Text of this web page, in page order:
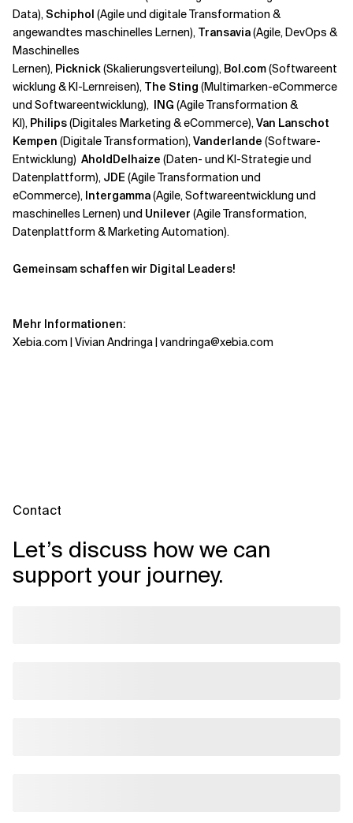
Data),Schiphol (Agile und digitale Transformation &
angewandtes maschinelles Lernen), Transavia(Agile, DevOps &
Maschinelles
Lernen), Picknick(Skalierungsverteilung), Bol.com(Softwareent
wicklung & KI-Lernreisen), The Sting (Multimarken-eCommerce
und Softwareentwicklung), ING (Agile Transformation &
KI), Philips(Digitales Marketing & eCommerce),Van Lanschot
Kempen (Digitale Transformation),Vanderlande (Software-
Entwicklung) AholdDelhaize (Daten- und KI-Strategie und
Datenplattform), JDE (Agile Transformation und
eCommerce), Intergamma(Agile, Softwareentwicklung und
maschinelles Lernen) und Unilever (Agile Transformation,
Datenplattform & Marketing Automation).
Gemeinsam schaffen wir Digital Leaders!
Mehr Informationen:
Xebia.com | Vivian Andringa | vandringa@xebia.com
Contact
Let’s discuss how we can
support your journey.